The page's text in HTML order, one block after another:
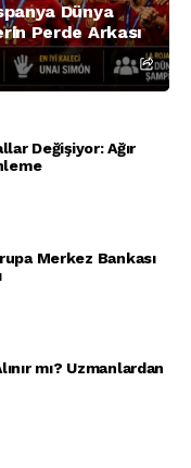
Dünya
Perde Arkası
Değişiyor: Ağır
Merkez Bankası
mı? Uzmanlardan